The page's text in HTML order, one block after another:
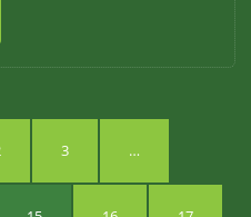
3 …